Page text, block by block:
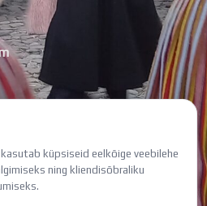
kasutab küpsiseid eelkõige veebilehe
ning kliendisõbraliku